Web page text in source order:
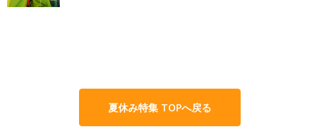
夏休み特集 TOPへ戻る